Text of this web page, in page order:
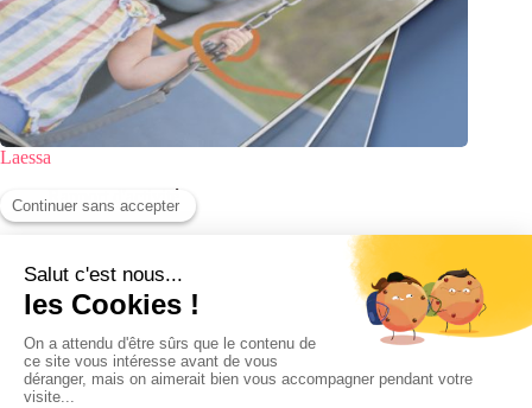
Laessa
Rapport d'activité
Agence conseil en stratégie et communication éditoriale
Business Park - Bâtiment A